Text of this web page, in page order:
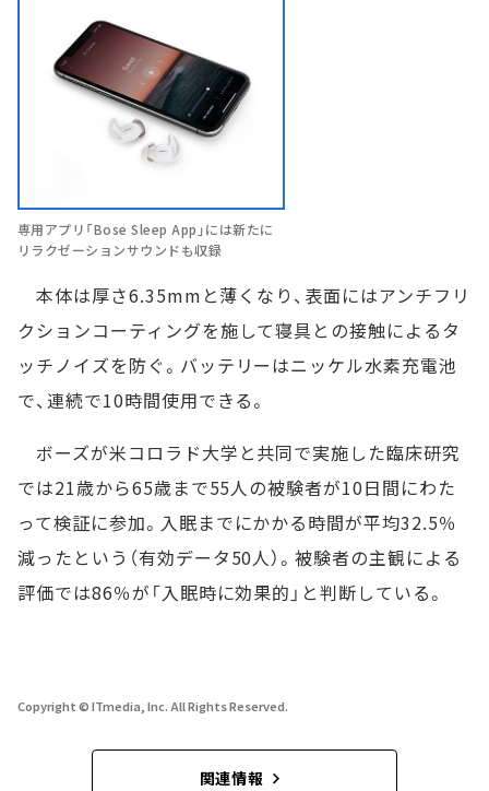
専用アプリ「Bose Sleep App」には新たに
リラクゼーションサウンドも収録
本体は厚さ6.35mmと薄くなり、表面にはアンチフリ
クションコーティングを施して寝具との接触によるタ
ッチノイズを防ぐ。バッテリーはニッケル水素充電池
で、連続で10時間使用できる。
ボーズが米コロラド大学と共同で実施した臨床研究
では21歳から65歳まで55人の被験者が10日間にわた
って検証に参加。入眠までにかかる時間が平均32.5％
減ったという（有効データ50人）。被験者の主観による
評価では86％が「入眠時に効果的」と判断している。
Copyright © ITmedia, Inc. All Rights Reserved.
関連情報